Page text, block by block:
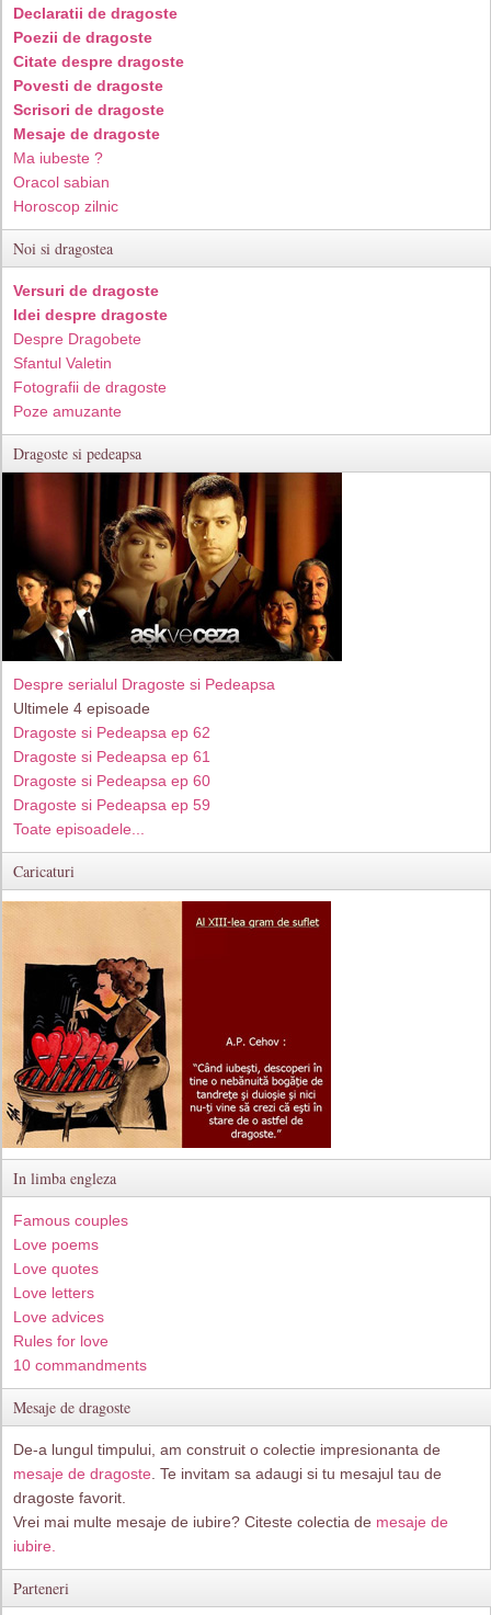
Declaratii de dragoste
Poezii de dragoste
Citate despre dragoste
Povesti de dragoste
Scrisori de dragoste
Mesaje de dragoste
Ma iubeste ?
Oracol sabian
Horoscop zilnic
Noi si dragostea
Versuri de dragoste
Idei despre dragoste
Despre Dragobete
Sfantul Valetin
Fotografii de dragoste
Poze amuzante
Dragoste si pedeapsa
Despre serialul Dragoste si Pedeapsa
Ultimele 4 episoade
Dragoste si Pedeapsa ep 62
Dragoste si Pedeapsa ep 61
Dragoste si Pedeapsa ep 60
Dragoste si Pedeapsa ep 59
Toate episoadele...
Caricaturi
In limba engleza
Famous couples
Love poems
Love quotes
Love letters
Love advices
Rules for love
10 commandments
Mesaje de dragoste
De-a lungul timpului, am construit o colectie impresionanta de
mesaje de dragoste . Te invitam sa adaugi si tu mesajul tau de
dragoste favorit.
Vrei mai multe mesaje de iubire? Citeste colectia de mesaje de
iubire.
Parteneri